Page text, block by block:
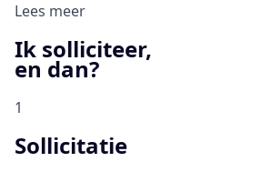
Lees meer
Ik solliciteer,
en dan?
1
Sollicitatie